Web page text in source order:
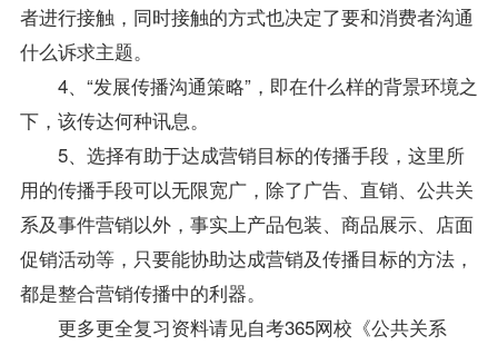
者进行接触，同时接触的方式也决定了要和消费者沟通
什么诉求主题。
4、“发展传播沟通策略”，即在什么样的背景环境之
下，该传达何种讯息。
5、选择有助于达成营销目标的传播手段，这里所
用的传播手段可以无限宽广，除了广告、直销、公共关
系及事件营销以外，事实上产品包装、商品展示、店面
促销活动等，只要能协助达成营销及传播目标的方法，
都是整合营销传播中的利器。
更多更全复习资料请见自考365网校 《公共关系